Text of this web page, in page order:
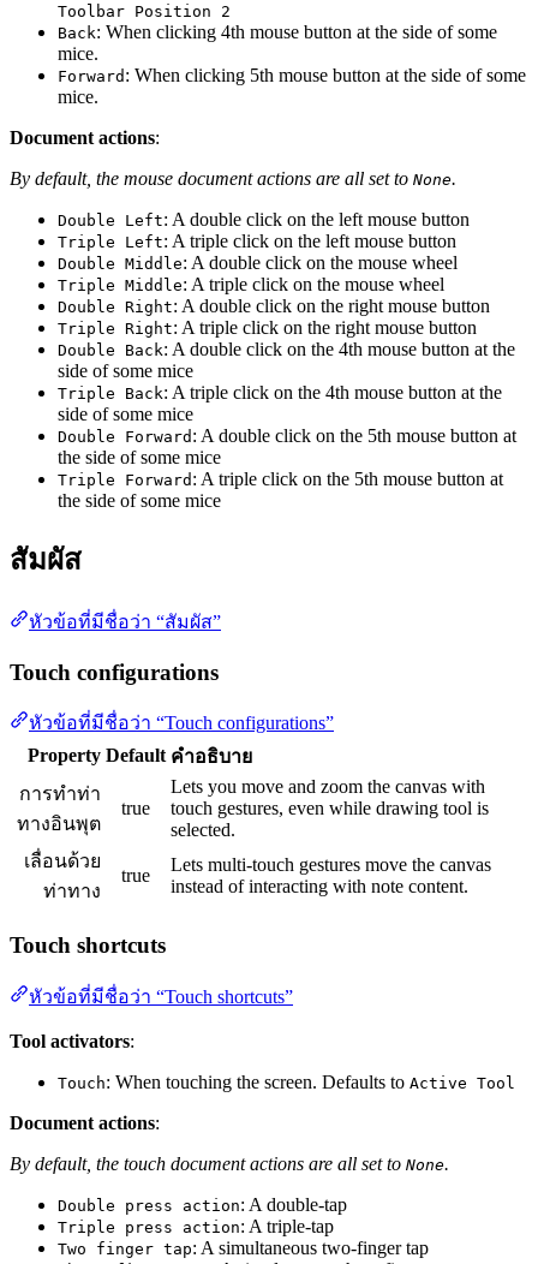
Toolbar Position 2
Back: When clicking 4th mouse button at the side of some
mice.
Forward : When clicking 5th mouse button at the side of some
mice.
Document actions:
By default, the mouse document actions are all set to None.
Double Left: A double click on the left mouse button
Triple Left: A triple click on the left mouse button
Double Middle: A double click on the mouse wheel
Triple Middle: A triple click on the mouse wheel
Double Right: A double click on the right mouse button
Triple Right: A triple click on the right mouse button
Double Back: A double click on the 4th mouse button at the
side of some mice
Triple Back: A triple click on the 4th mouse button at the
side of some mice
Double Forward : A double click on the 5th mouse button at
the side of some mice
Triple Forward : A triple click on the 5th mouse button at
the side of some mice
สัมผัส
หัวข้อที่มีชื่อว่า “สัมผัส”
Touch configurations
หัวข้อที่มีชื่อว่า “Touch configurations”
Property Default คำอธิบาย
การทำท่า
ทางอินพุต
true
Lets you move and zoom the canvas with
touch gestures, even while drawing tool is
selected.
เลื่อนด้วย
ท่าทาง
true
Lets multi-touch gestures move the canvas
instead of interacting with note content.
Touch shortcuts
หัวข้อที่มีชื่อว่า “Touch shortcuts”
Tool activators:
Touch: When touching the screen. Defaults to Active Tool
Document actions:
By default, the touch document actions are all set to None.
Double press action: A double-tap
Triple press action: A triple-tap
Two finger tap: A simultaneous two-finger tap